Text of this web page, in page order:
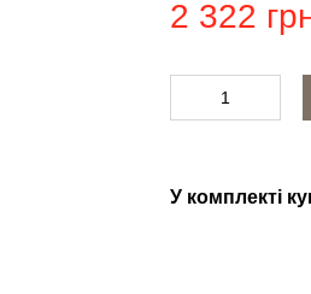
2 322
У комплекті